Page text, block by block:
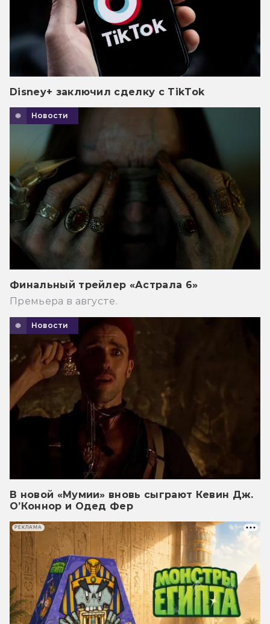
Disney+ заключил сделку с TikTok
Новости
Финальный трейлер «Астрала 6»
Премьера в августе.
Новости
В новой «Мумии» вновь сыграют Кевин Дж.
О’Коннор и Одед Фер
РЕКЛАМА